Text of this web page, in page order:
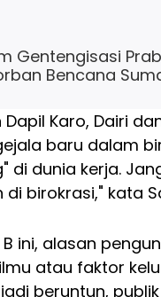
Gentengisasi
Bencana
Karo, Dairi
baru dalam
di dunia kerja.
birokrasi," kata
ini, alasan
atau faktor
beruntun,